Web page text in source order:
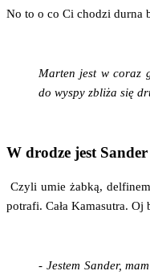
No to o co Ci cho­dzi dur­na
Mar­ten jest w coraz
do wyspy zbli­ża się
W drodze jest
Czy­li umie żab­ką,
potra­fi. Cała Kama­su­tra. Oj
- Jestem San­der,